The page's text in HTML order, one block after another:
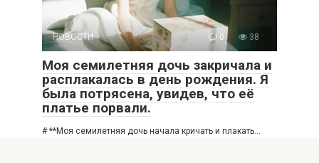
НОВОСТИ 0 38
Моя семилетняя дочь закричала и
расплакалась в день рождения. Я
была потрясена, увидев, что её
платье порвали.
# **Моя семилетняя дочь начала кричать и плакать…